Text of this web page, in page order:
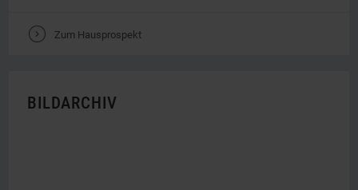
V Zum Hausprospekt
BILDARCHIV